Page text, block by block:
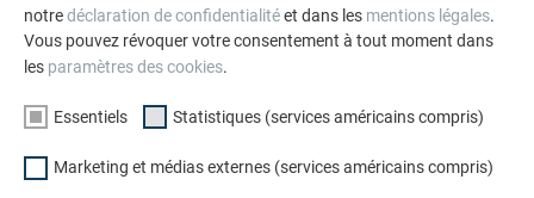
Instructions de nettoyage
notredéclaration de confidentialitéet dans les mentions légales.
Vous pouvez révoquer votre consentement à tout moment dans
les paramètres des cookies.
Essentiels Statistiques (services américains compris)
Marketing et médias externes (services américains compris)